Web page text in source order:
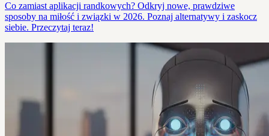
Co zamiast aplikacji randkowych? Odkryj nowe, prawdziwe
sposoby na miłość i związki w 2026. Poznaj alternatywy i zaskocz
siebie. Przeczytaj teraz!